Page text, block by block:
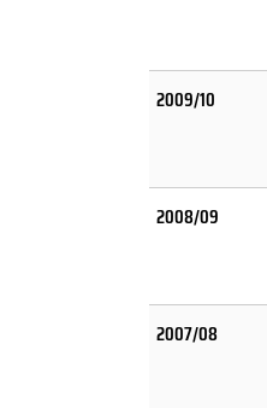
2009/10
2008/09
2007/08